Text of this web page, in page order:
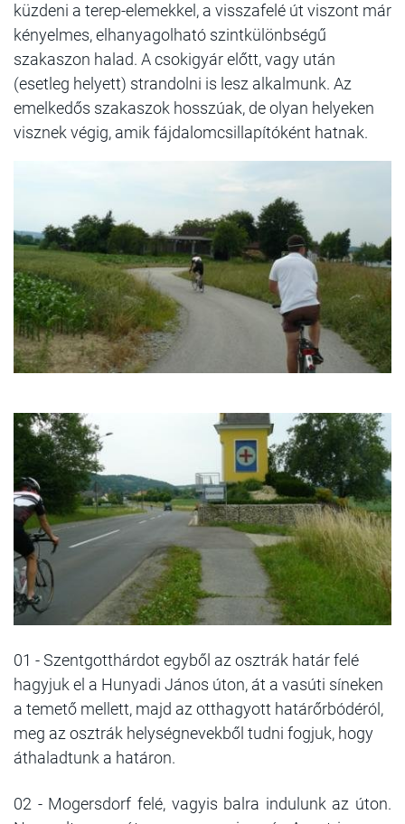
küzdeni a terep-elemekkel, a visszafelé út viszont már
kényelmes, elhanyagolható szintkülönbségű
szakaszon halad. A csokigyár előtt, vagy után
(esetleg helyett) strandolni is lesz alkalmunk. Az
emelkedős szakaszok hosszúak, de olyan helyeken
visznek végig, amik fájdalomcsillapítóként hatnak.
01 - Szentgotthárdot egyből az osztrák határ felé
hagyjuk el a Hunyadi János úton, át a vasúti síneken
a temető mellett, majd az otthagyott határőrbódéról,
meg az osztrák helységnevekből tudni fogjuk, hogy
áthaladtunk a határon.
02 - Mogersdorf felé, vagyis balra indulunk az úton.